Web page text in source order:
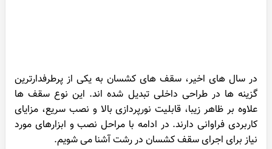
در سال های اخیر، سقف های کشسان به یکی از پرطرفدارترین
گزینه ها در طراحی داخلی تبدیل شده اند. این نوع سقف ها
علاوه بر ظاهر زیبا، قابلیت نورپردازی بالا و نصب سریع، مزایای
کاربردی فراوانی دارند. در ادامه با مراحل نصب و ابزارهای مورد
نیاز برای اجرای سقف کشسان در رشت آشنا می شویم.